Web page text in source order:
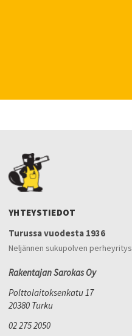
YHTEYSTIEDOT
Turussa vuodesta 1936
Neljännen sukupolven perheyritys
Rakentajan Sarokas Oy
Polttolaitoksenkatu 17
20380 Turku
02 275 2050